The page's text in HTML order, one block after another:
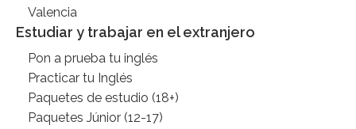
Valencia
Estudiar y trabajar en el extranjero
Pon a prueba tu inglés
Practicar tu Inglés
Paquetes de estudio (18+)
Paquetes Júnior (12-17)